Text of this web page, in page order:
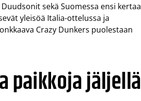
sekä Suomessa ensi kertaa
yleisöä Italia-ottelussa ja
Crazy Dunkers puolestaan
paikkoja jäljellä